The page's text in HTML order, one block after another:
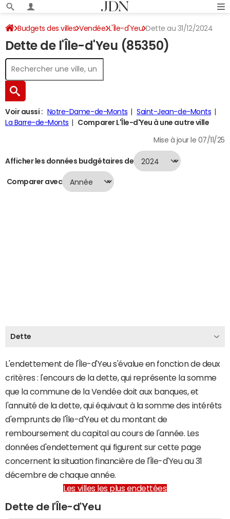
Budgets des villes Vendée L'Île-d'Yeu Dette au 31/12/2024
Dette de l'Île-d'Yeu (85350)
Voir aussi : Notre-Dame-de-Monts
Saint-Jean-de-Monts
La Barre-de-Monts
Comparer L'Île-d'Yeu à une autre ville
Mise à jour le 07/11/25
Afficher les données budgétaires de
Comparer avec
Dette
L'endettement de l'Île-d'Yeu s'évalue en fonction de deux
critères : l'encours de la dette, qui représente la somme
que la commune de la Vendée doit aux banques, et
l'annuité de la dette, qui équivaut à la somme des intérêts
d'emprunts de l'Île-d'Yeu et du montant de
remboursement du capital au cours de l'année. Les
données d'endettement qui figurent sur cette page
concernent la situation financière de l'Île-d'Yeu au 31
décembre de chaque année.
Les villes les plus endettées
Dette de l'Île-d'Yeu